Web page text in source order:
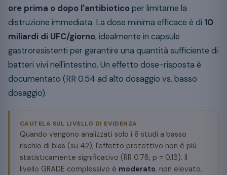
ore prima o dopo l'antibioticoper limitarne la
distruzione immediata. La dose minima efficace è di 10
miliardi di UFC/giorno, idealmente in capsule
gastroresistenti per garantire una quantità sufficiente di
batteri vivi nell'intestino. Un effetto dose-risposta è
documentato (RR 0.54 ad alto dosaggio vs. basso
dosaggio).
CAUTELA SUL LIVELLO DI EVIDENZA
Quando vengono analizzati solo i 6 studi a basso
rischio di bias (su 42), l'effetto protettivo non è più
statisticamente significativo (RR 0.78, p = 0.13). Il
livello GRADE complessivo è moderato, non elevato.